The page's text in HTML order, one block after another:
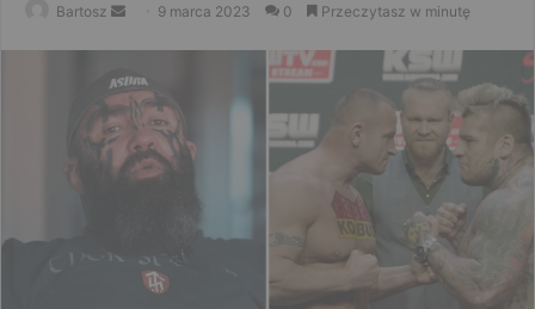
Bartosz
Send 9 marca 2023 0 Przeczytasz w minutę